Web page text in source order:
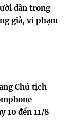
dân trong
giả, vi phạm
Chủ tịch
10 đến 11/8